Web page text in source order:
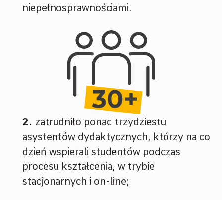
niepełnosprawnościami.
zatrudniło ponad trzydziestu
asystentów dydaktycznych, którzy na co
dzień wspierali studentów podczas
procesu kształcenia, w trybie
stacjonarnych i on-line;